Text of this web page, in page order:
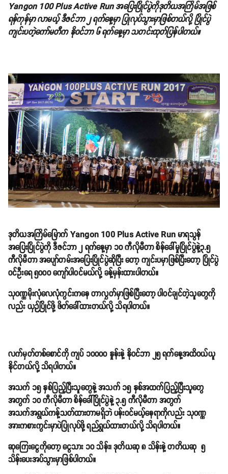
Yangon 100 Plus Active Run အပြေးပြိုင်ပွဲကိုဒုတိယအကြိမ်အဖြစ်
ရန်ကုန်မှာ လာမယ့် ဒီဇင်ဘာ ၂ ရက်နေ့မှာ ပြုလုပ်သွားမှာဖြစ်တယ်လို့ ပြိုင်ပွဲ
ကျင်းပတဲ့ကော်မတီက နိုဝင်ဘာ ၆ ရက်နေ့မှာ သတင်းထုတ်ပြန်ပါတယ်။
ဒုတိယအကြိမ်မြောက် Yangon 100 Plus Active Run မာရသွန်
အပြေးပြိုင်ပွဲကို ဒီဇင်ဘာ ၂ ရက်နေ့မှာ ၁၀ ကီလိုမီတာ စိန်ခေါ်မှုပြိုင်ပွဲနဲ့၃.၅
ကီလိုမီတာ အပျော်တမ်းအပြေးပြိုင်ပွဲဆိုပြီး တော့ ကျင်းပမှာဖြစ်ပြီးတော့ ပြိုင်ပွဲ
ဝင်ဦးရေ ၅၀၀၀ ကျော်ပါဝင်မယ်လို့ ခန့်မှန်းထားပါတယ်။
သုဝဏ္ဏမိုးလုံလေလုံကွင်းကနေ တာလွှတ်မှာဖြစ်ပြီးတော့ ပါဝင်ချင်တဲ့သူတွေကို
လည်း ယှဉ်ပြိုင်ဖို့ ဖိတ်ခေါ်ထားတယ်လို့ သိရပါတယ်။
လက်မှတ်တစ်စောင်ကို ကျပ် ၁၀၀၀၀ နှုန်းနဲ့ နိုဝင်ဘာ ၂၅ ရက်နေ့အထိဝယ်ယူ
နိုင်တယ်လို့ သိရပါတယ်။
အသက် ၁၅ နှစ်ပြည့်ပြီးသူတွေနဲ့ အသက် ၁၅ နှစ်အထက်ပြည့်ပြီးသူတွေ
အတွက် ၁၀ ကီလိုမီတာ စိန်ခေါ်ပြိုင်ပွဲနဲ့ ၃.၅ ကီလိုမီတာ အတွက်
အသက်အရွယ်ကန့်သတ်ထားတာမရှိဘဲ ပန်းဝင်မယ့်နေရာကိုလည်း သုဝဏ္ဏ
အားကစားကွင်းမှာပဲပြုလုပ်ဖို့ ရည်ရွယ်ထားတယ်လို့ သိရပါတယ်။
ဆုကြေးငွေကိုတော့ ငွေသား ၁၀ သိန်း၊ ဒုတိယဆု ၈ သိန်းနဲ့ တတိယဆု ၅
သိန်းပေးအပ်သွားမှာဖြစ်ပါတယ်။